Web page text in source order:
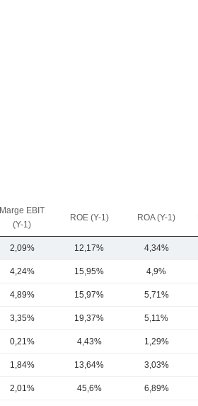
Marge EBIT
(Y-1)
ROE (Y-1) ROA (Y-1)
2,09% 12,17% 4,34%
4,24% 15,95% 4,9%
4,89% 15,97% 5,71%
3,35% 19,37% 5,11%
0,21% 4,43% 1,29%
1,84% 13,64% 3,03%
2,01% 45,6% 6,89%